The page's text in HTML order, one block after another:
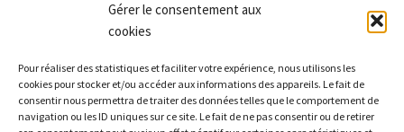
Gérer le consentement aux
cookies
Pour réaliser des statistiques et faciliter votre expérience, nous utilisons les
cookies pour stocker et/ou accéder aux informations des appareils. Le fait de
consentir nous permettra de traiter des données telles que le comportement de
navigation ou les ID uniques sur ce site. Le fait de ne pas consentir ou de retirer
Le Relais
21 rue Peurière
42440 Noirétable